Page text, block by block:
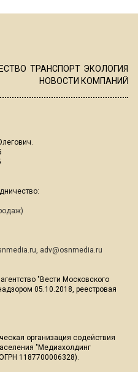
ТРАНСПОРТ ЭКОЛОГИЯ
НОВОСТИ КОМПАНИЙ
, adv@osnmedia.ru
"Вести Московского
05.10.2018, реестровая
организация содействия
"Медиахолдинг
1187700006328).